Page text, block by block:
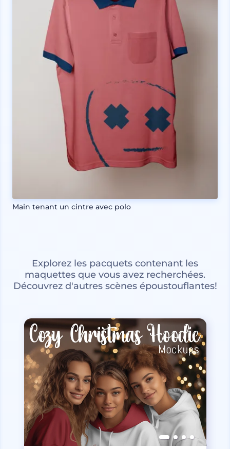
Main tenant un cintre avec polo
Explorez les pacquets contenant les
maquettes que vous avez recherchées.
Découvrez d'autres scènes époustouflantes!